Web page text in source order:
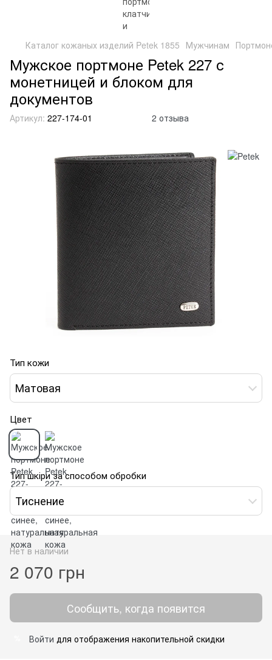
Каталог кожаных изделий Petek 1855 Мужчинам
Мужское портмоне Petek 227 с
монетницей и блоком для
документов
Артикул: 227-174-01 2 отзыва
Тип кожи
Матовая
Цвет
Тип шкіри за способом обробки
Тиснение
Нет в наличии
2 070 грн
Сообщить, когда появится
Войти для отображения накопительной скидки